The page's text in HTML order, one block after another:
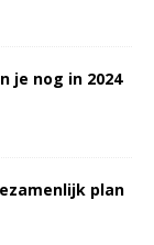
je nog in 2024
plan